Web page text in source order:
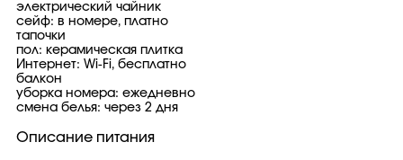
электрический чайник
сейф: в номере, платно
тапочки
пол: керамическая плитка
Интернет: Wi-Fi, бесплатно
балкон
уборка номера: ежедневно
смена белья: через 2 дня
Описание питания